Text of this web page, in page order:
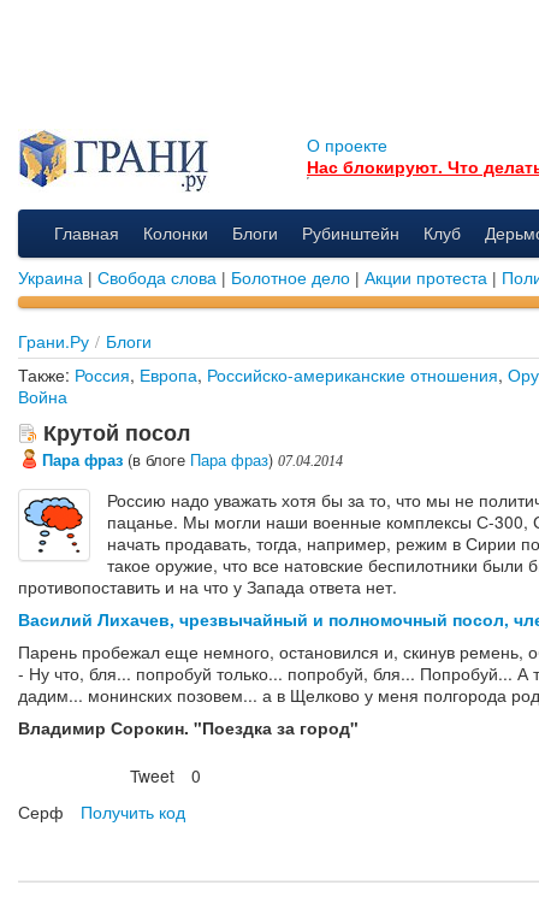
О проекте
Нас блокируют. Что
Главная Колонки Блоги Рубинштейн Клуб
Украина | Свобода слова | Болотное дело | Акции протеста |
Грани.Ру / Блоги
Также: Россия, Европа, Российско-американские отношения,
Война
Крутой посол
Пара фраз (в блоге Пара фраз) 07.04.2014
Россию надо уважать хотя бы за то, что мы не
пацанье. Мы могли наши военные комплексы С-300,
начать продавать, тогда, например, режим в Сирии
такое оружие, что все натовские беспилотники были
противопоставить и на что у Запада ответа нет.
Василий Лихачев, чрезвычайный и полномочный посол,
Парень пробежал еще немного, остановился и, скинув ремень,
- Ну что, бля... попробуй только... попробуй, бля... Попробуй...
дадим... монинских позовем... а в Щелково у меня полгорода
Владимир Сорокин. "Поездка за город"
Tweet
0
Серф
Получить код